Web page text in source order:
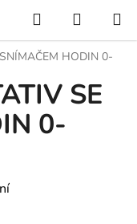
Hledat
KOŠÍK
HODIN 0-
SE
0-